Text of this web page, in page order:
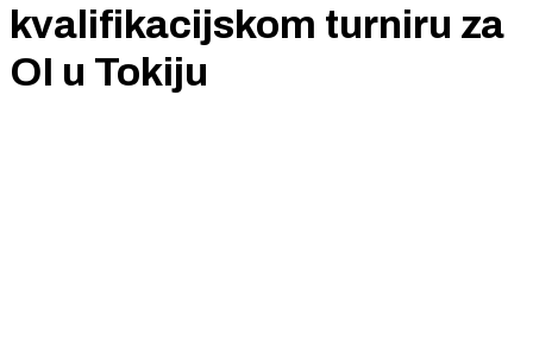
kvalifikacijskom turniru za
OI u Tokiju